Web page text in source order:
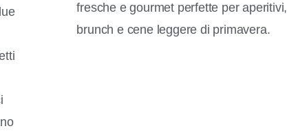
fresche e gourmet perfette per aperitivi,
brunch e cene leggere di primavera.